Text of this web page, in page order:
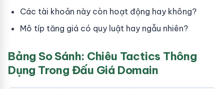
Các tài khoản này còn hoạt động hay không?
Mô típ tăng giá có quy luật hay ngẫu nhiên?
Bảng So Sánh: Chiêu Tactics Thông
Dụng Trong Đấu Giá Domain